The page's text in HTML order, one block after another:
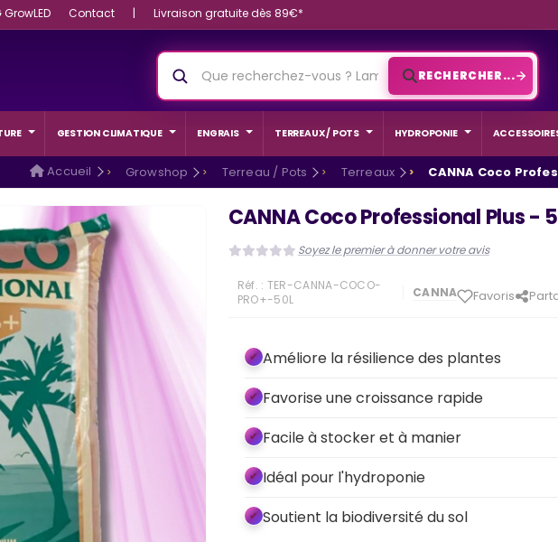
GrowLED Contact | Livraison gratuite dès 89€*
RECHERCHER...
GESTION CLIMATIQUE ENGRAIS TERREAUX / POTS HYDROPONIE
Accueil Growshop Terreau / Pots Terreaux CANNA Coco
CANNA Coco Professional Plus -
Soyez le premier à donner votre avis
Réf. : TER-CANNA-COCO-
PRO+-50L
CANNA Favoris
Améliore la résilience des plantes
Favorise une croissance rapide
Facile à stocker et à manier
Idéal pour l'hydroponie
Soutient la biodiversité du sol